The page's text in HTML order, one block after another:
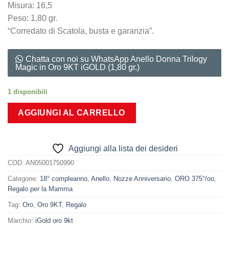
Misura: 16,5
Peso: 1,80 gr.
“Corredato di Scatola, busta e garanzia”.
Chatta con noi su WhatsApp Anello Donna Trilogy
Magic in Oro 9KT iGOLD (1,80 gr.)
1 disponibili
AGGIUNGI AL CARRELLO
Aggiungi alla lista dei desideri
COD: AN05001750990
Categorie: 18° compleanno Anello Nozze Anniversario ORO 375°/oo
Regalo per la Mamma
Tag: Oro Oro 9KT, Regalo
Marchio: iGold oro 9kt